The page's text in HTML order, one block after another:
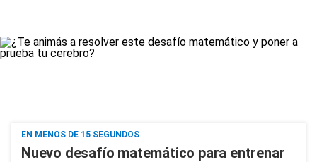
EN MENOS DE 15 SEGUNDOS
Nuevo desafío matemático para entrenar